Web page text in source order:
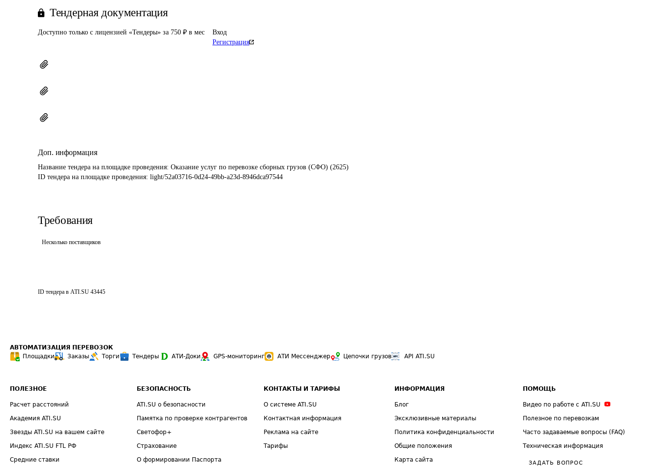
Тендерная документация
Доступно только с лицензией «Тендеры» за 750 ₽ в мес
Вход
Регистрация
Доп. информация
Название тендера на площадке проведения: Оказание услуг по перевозке сборных грузов (СФО) (2625)
ID тендера на площадке проведения: light/52a03716-0d24-49bb-a23d-8946dca97544
Требования
Несколько поставщиков
ID тендера в ATI.SU 43445
АВТОМАТИЗАЦИЯ ПЕРЕВОЗОК
Площадки
Заказы Торги Тендеры АТИ-Доки GPS-мониторинг АТИ Мессенджер Цепочки грузов API ATI.SU
ПОЛЕЗНОЕ
Расчет расстояний
Академия ATI.SU
Звезды ATI.SU на вашем сайте
Индекс ATI.SU FTL РФ
Средние ставки
БЕЗОПАСНОСТЬ
ATI.SU о безопасности
Памятка по проверке контрагентов
Светофор+
Страхование
О формировании Паспорта
КОНТАКТЫ И ТАРИФЫ
О системе ATI.SU
Контактная информация
Реклама на сайте
Тарифы
ИНФОРМАЦИЯ
Блог
Эксклюзивные материалы
Политика конфиденциальности
Общие положения
Карта сайта
ПОМОЩЬ
Видео по работе с ATI.SU
Полезное по перевозкам
Часто задаваемые вопросы (FAQ)
Техническая информация
ЗАДАТЬ ВОПРОС